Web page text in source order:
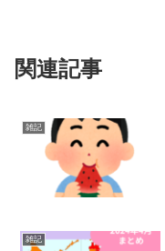
関連記事
雑記
雑記